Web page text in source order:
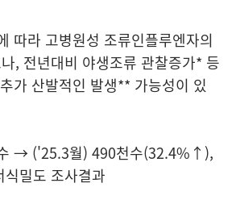
따라 고병원성 조류인플루엔자의
, 전년대비 야생조류 관찰증가* 등
가 산발적인 발생** 가능성이 있
→ ('25.3월) 490천수(32.4%↑),
밀도 조사결과